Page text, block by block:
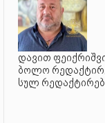
დავით
ბოლო
სულ